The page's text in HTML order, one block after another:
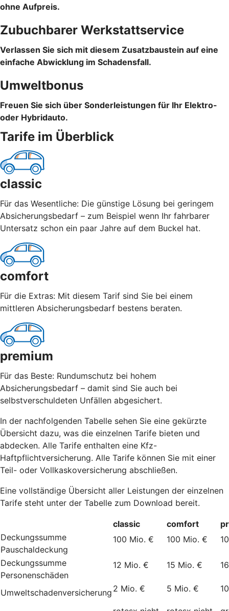
ohne Aufpreis.
Zubuchbarer Werkstattservice
Verlassen Sie sich mit diesem Zusatzbaustein auf eine
einfache Abwicklung im Schadensfall.
Umweltbonus
Freuen Sie sich über Sonderleistungen für Ihr Elektro-
oder Hybridauto.
Tarife im Überblick
classic
Für das Wesentliche: Die günstige Lösung bei geringem
Absicherungsbedarf – zum Beispiel wenn Ihr fahrbarer
Untersatz schon ein paar Jahre auf dem Buckel hat.
comfort
Für die Extras: Mit diesem Tarif sind Sie bei einem
mittleren Absicherungsbedarf bestens beraten.
premium
Für das Beste: Rundumschutz bei hohem
Absicherungsbedarf – damit sind Sie auch bei
selbstverschuldeten Unfällen abgesichert.
In der nachfolgenden Tabelle sehen Sie eine gekürzte
Übersicht dazu, was die einzelnen Tarife bieten und
abdecken. Alle Tarife enthalten eine Kfz-
Haftpflichtversicherung. Alle Tarife können Sie mit einer
Teil- oder Vollkaskoversicherung abschließen.
Eine vollständige Übersicht aller Leistungen der einzelnen
Tarife steht unter der Tabelle zum Download bereit.
classic comfort
Deckungssumme
Pauschaldeckung
100 Mio. € 100 Mio. €
Deckungssumme
Personenschäden
12 Mio. € 15 Mio. €
Umweltschadenversicherung 2 Mio. € 5 Mio. €